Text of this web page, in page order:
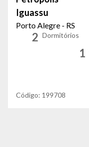
Iguassu
Porto Alegre - RS
2 Dormitórios
1
Código: 199708